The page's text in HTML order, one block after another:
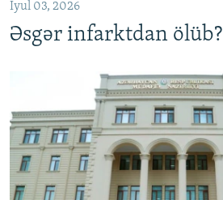
İyul 03, 2026
Əsgər infarktdan ölüb?